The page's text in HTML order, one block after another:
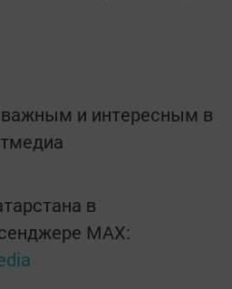
и интересным в
в
MАХ: